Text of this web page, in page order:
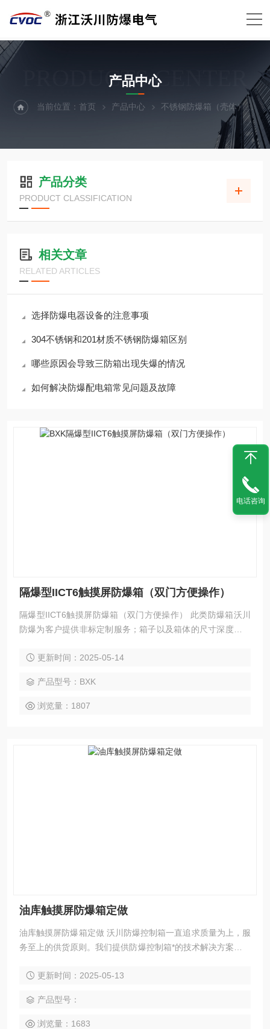
PRODUCTS CENTER
产品中心
当前位置：首页 产品中心 不锈钢防爆箱（壳体）
产品分类
PRODUCT CLASSIFICATION
相关文章
RELATED ARTICLES
选择防爆电器设备的注意事项
304不锈钢和201材质不锈钢防爆箱区别
哪些原因会导致三防箱出现失爆的情况
如何解决防爆配电箱常见问题及故障
隔爆型IICT6触摸屏防爆箱（双门方便操作）
隔爆型IICT6触摸屏防爆箱（双门方便操作） 此类防爆箱沃川
防爆为客户提供非标定制服务；箱子以及箱体的尺寸深度是根
型Exd IICT6防爆等级；也可以根据使用场所的需求制作IIB防
更新时间：2025-05-14
产品型号：BXK
浏览量：1807
油库触摸屏防爆箱定做
油库触摸屏防爆箱定做 沃川防爆控制箱一直追求质量为上，服
务至上的供货原则。我们提供防爆控制箱*的技术解决方案，防
排列等一些列的问题，我们都尽善尽美的与客户一起沟通解
MM厚镜面不锈钢材质经过折弯成型，再进行氩弧焊接，Z后进
行抛光处理。外形美观，具有强度高、耐腐蚀等优点。产品颜
更新时间：2025-05-13
产品型号：
浏览量：1683
电话咨询